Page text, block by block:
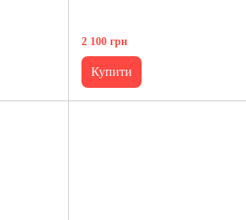
2 100 грн
Купити